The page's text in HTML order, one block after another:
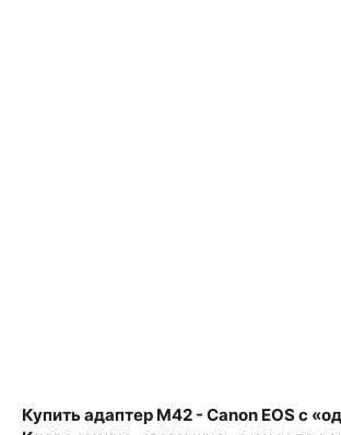
Купить адаптер M42 - Canon EOS с